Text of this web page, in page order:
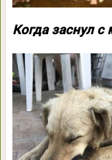
Когда заснул с